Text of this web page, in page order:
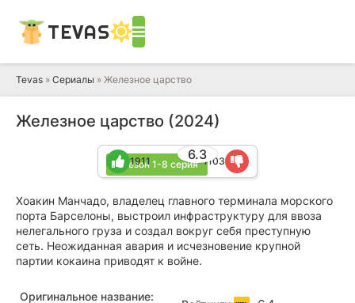
TEVAS
Tevas » Сериалы » Железное царство
Железное царство (2024)
1 сезон 1-8 серия
6.3
1911 1103
Хоакин Манчадо, владелец главного терминала морского
порта Барселоны, выстроил инфраструктуру для ввоза
нелегального груза и создал вокруг себя преступную
сеть. Неожиданная авария и исчезновение крупной
партии кокаина приводят к войне.
Оригинальное название: